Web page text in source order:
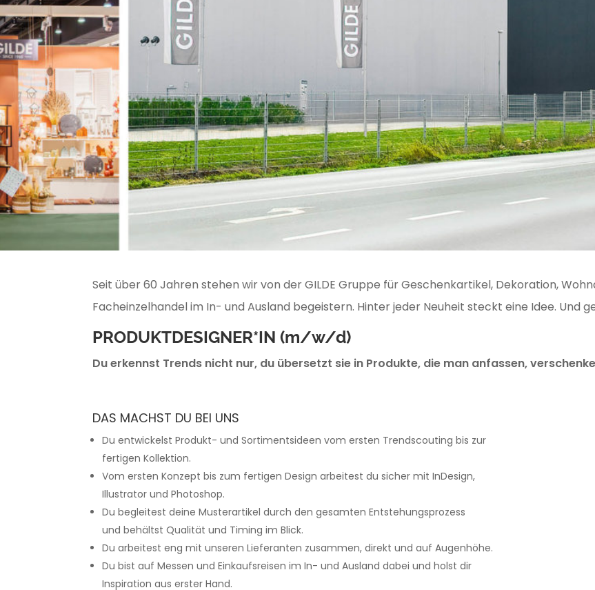
Seit über 60 Jahren stehen wir von der GILDE Gruppe für Geschenkartikel, Dekoration,
Facheinzelhandel im In- und Ausland begeistern. Hinter jeder Neuheit steckt eine Idee. Und
PRODUKTDESIGNER*IN(m/w/d)
Du erkennst Trends nicht nur, du übersetzt sie in Produkte, die man anfassen,
DAS MACHST DU BEI UNS
Du entwickelst Produkt- und Sortimentsideen vom ersten Trendscouting bis zur
fertigen Kollektion.
Vom ersten Konzept bis zum fertigen Design arbeitest du sicher mit InDesign,
Illustrator und Photoshop.
Du begleitest deine Musterartikel durch den gesamten Entstehungsprozess
und behältst Qualität und Timing im Blick.
Du arbeitest eng mit unseren Lieferanten zusammen, direkt und auf Augenhöhe.
Du bist auf Messen und Einkaufsreisen im In- und Ausland dabei und holst dir
Inspiration aus erster Hand.